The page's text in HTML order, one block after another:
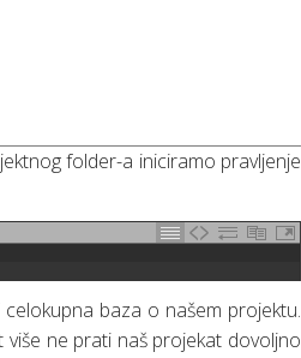
folder-a iniciramo pravljenje
baza o našem projektu.
ne prati naš projekat dovoljno